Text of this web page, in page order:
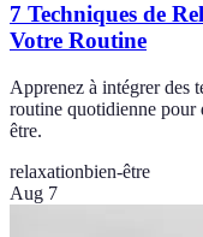
7 Techniques de
Votre Routine
Apprenez à intégrer des
routine quotidienne pour
être.
relaxationbien-être
Aug 7